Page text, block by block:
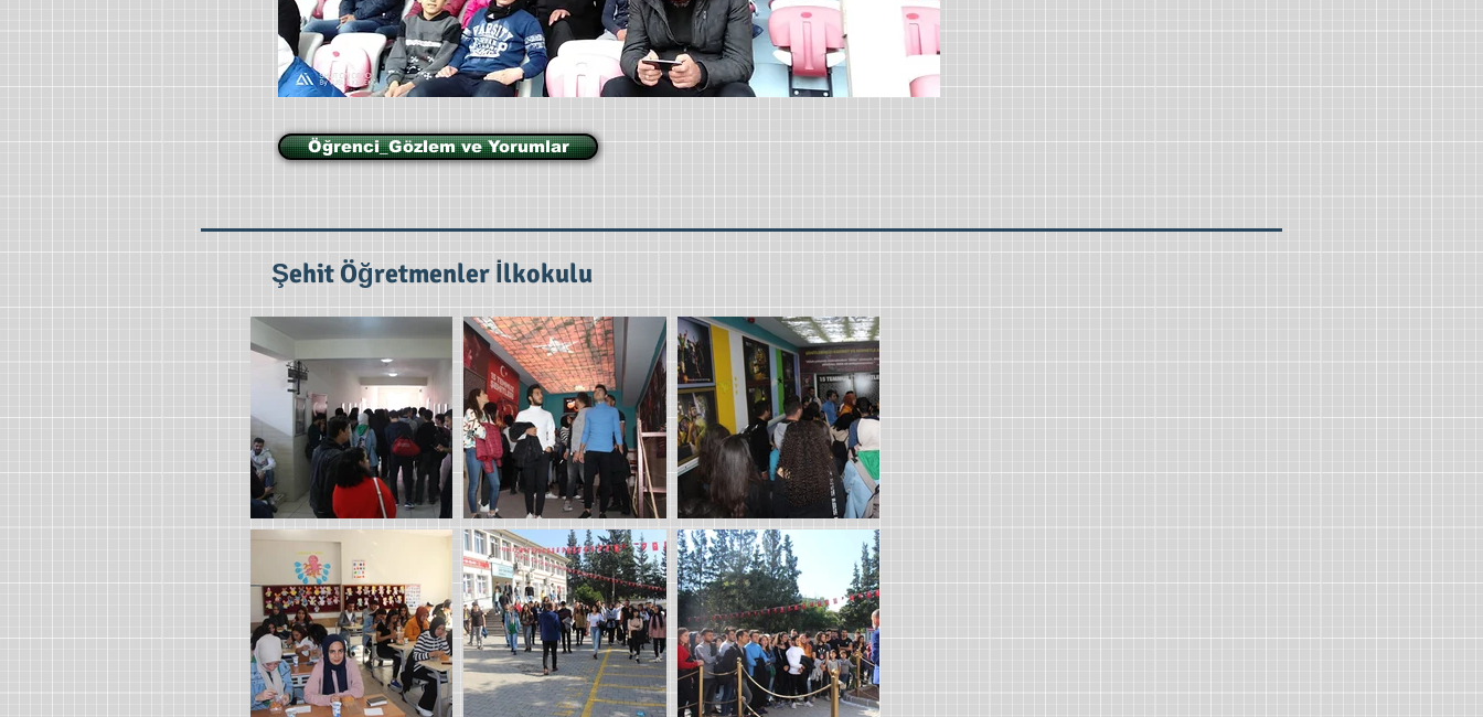
Öğrenci_Gözlem ve Yorumlar
Şehit Öğretmenler İlkokulu